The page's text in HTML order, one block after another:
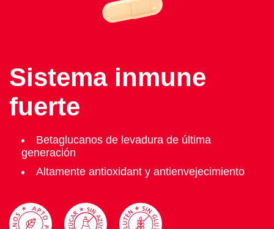
Sistema inmune
fuerte
Betaglucanos de levadura de última
generación
Altamente antioxidant y antienvejecimiento